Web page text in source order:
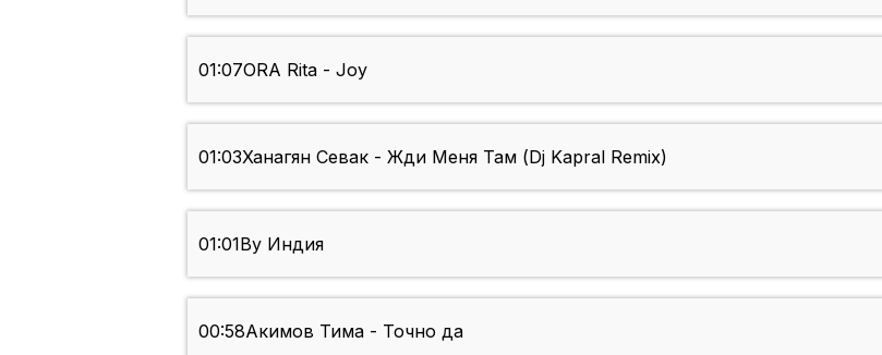
01:07ORA Rita - Joy
01:03Ханагян Севак - Жди Меня Там (Dj Kapral Remix)
01:01By Индия
00:58Акимов Тима - Точно да